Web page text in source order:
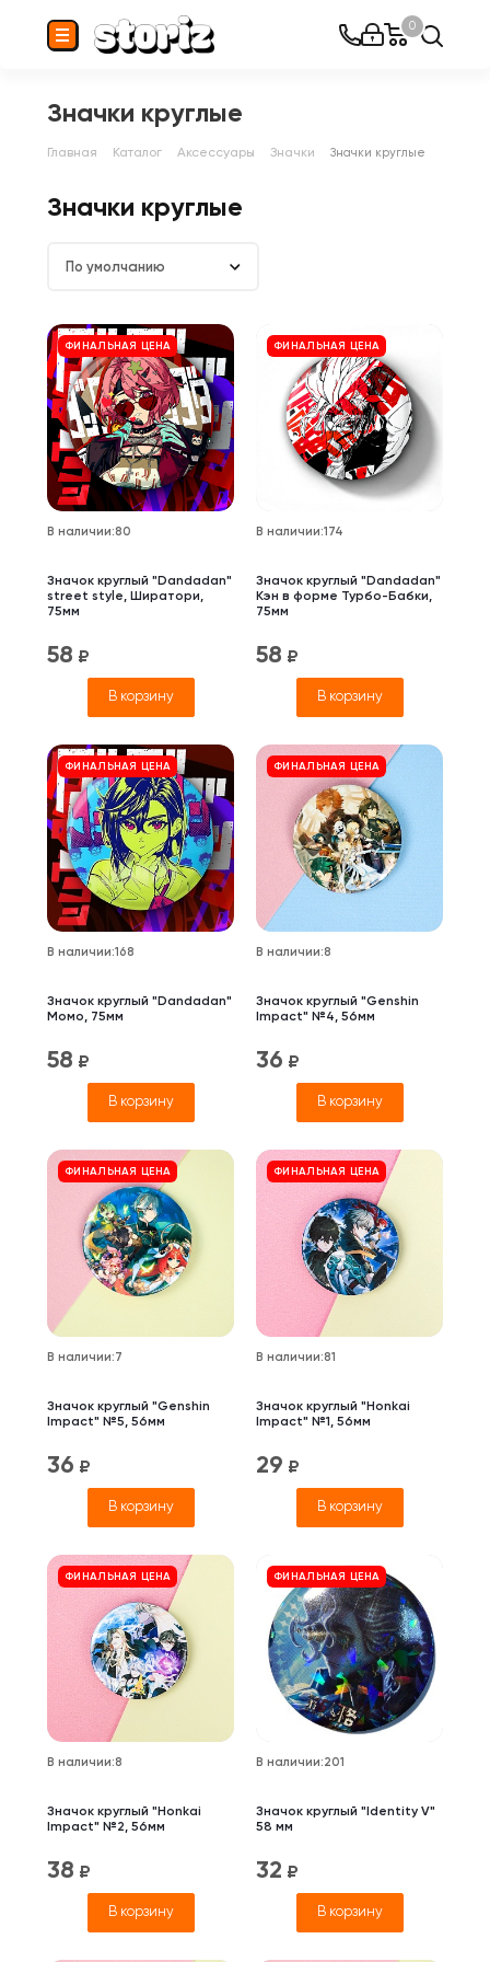
0
Значки круглые
Главная Каталог Аксессуары Значки Значки круглые
Значки круглые
По умолчанию
ФИНАЛЬНАЯ ЦЕНА
В наличии:80
Значок круглый "Dandadan"
street style, Ширатори,
75мм
58 ₽
В корзину
ФИНАЛЬНАЯ ЦЕНА
В наличии:174
Значок круглый "Dandadan"
Кэн в форме Турбо-Бабки,
75мм
58 ₽
В корзину
ФИНАЛЬНАЯ ЦЕНА
В наличии:168
Значок круглый "Dandadan"
Момо, 75мм
58 ₽
В корзину
ФИНАЛЬНАЯ ЦЕНА
В наличии:8
Значок круглый "Genshin
Impact" №4, 56мм
36 ₽
В корзину
ФИНАЛЬНАЯ ЦЕНА
В наличии:7
Значок круглый "Genshin
Impact" №5, 56мм
36 ₽
В корзину
ФИНАЛЬНАЯ ЦЕНА
В наличии:81
Значок круглый "Honkai
Impact" №1, 56мм
29 ₽
В корзину
ФИНАЛЬНАЯ ЦЕНА
В наличии:8
Значок круглый "Honkai
Impact" №2, 56мм
38 ₽
В корзину
ФИНАЛЬНАЯ ЦЕНА
В наличии:201
Значок круглый "Identity V"
58 мм
32 ₽
В корзину